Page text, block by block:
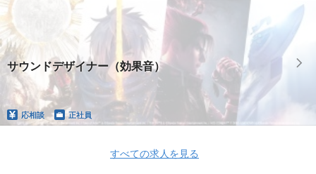
サウンドデザイナー（効果音）
応相談 正社員
すべての求人を見る